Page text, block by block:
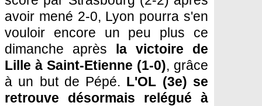
avoir mené 2-0, Lyon pourra s'en
vouloir encore un peu plus ce
dimanche après la victoire de
Lille à Saint-Etienne (1-0), grâce
à un but de Pépé. L'OL (3e) se
retrouve désormais relégué à